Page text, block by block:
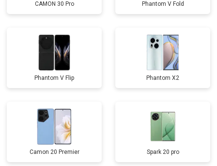
CAMON 30 Pro Phantom V Fold
Phantom V Flip Phantom X2
Camon 20 Premier Spark 20 pro